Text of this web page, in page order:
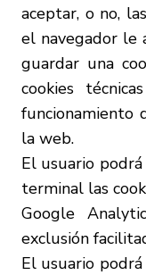
aceptar, o no,
el navegador le
guardar una
cookies
funcionamiento
la web.
El usuario
terminal las
Google
exclusión
El usuario